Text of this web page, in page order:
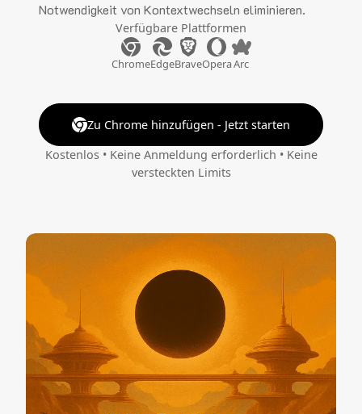
Notwendigkeit von Kontextwechseln eliminieren.
Verfügbare Plattformen
ChromeEdgeBraveOperaArc
Zu Chrome hinzufügen - Jetzt starten
Kostenlos • Keine Anmeldung erforderlich • Keine
versteckten Limits